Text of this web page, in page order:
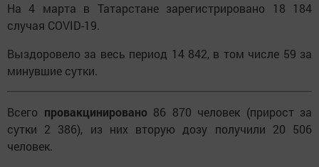
На 4 марта в Татарстане зарегистрировано 18 184
случая COVID-19.
Выздоровело за весь период 14 842, в том числе 59 за
минувшие сутки.
Всего провакцинировано86 870 человек (прирост за
сутки 2 386), из них вторую дозу получили 20 506
человек.